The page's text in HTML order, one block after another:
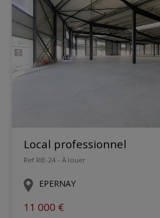
Local professionnel
Ref RIE-24 - À louer
EPERNAY
11 000 €